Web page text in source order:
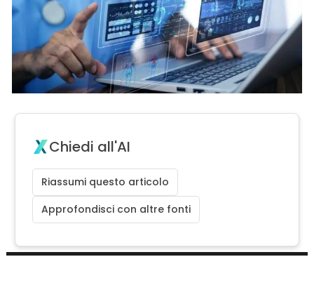
Chiedi all'AI
Riassumi questo articolo
Approfondisci con altre fonti